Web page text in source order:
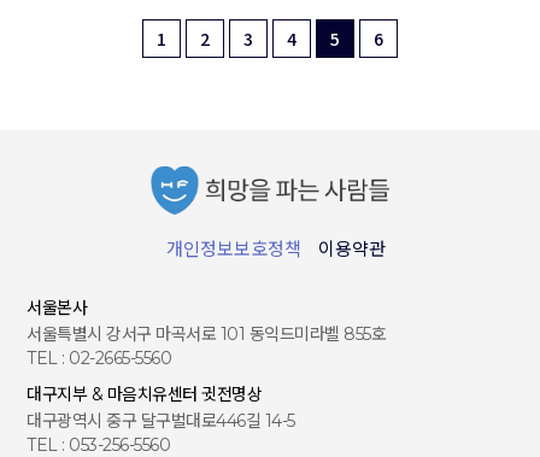
1 2 3 4 5 6
개인정보보호정책 이용약관
서울본사
서울특별시 강서구 마곡서로 101 동익드미라벨 855호
TEL : 02-2665-5560
대구지부 & 마음치유센터 귓전명상
대구광역시 중구 달구벌대로446길 14-5
TEL : 053-256-5560